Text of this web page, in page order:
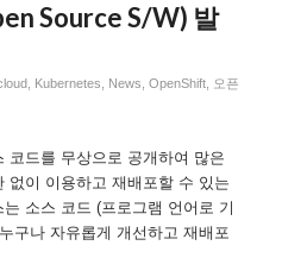
Source S/W) 발
Kubernetes News OpenShift,
오픈
코드를 무상으로 공개하여 많은
없이 이용하고 재배포할 수 있는
소스 코드 (프로그램 언어로 기
구나 자유롭게 개선하고 재배포